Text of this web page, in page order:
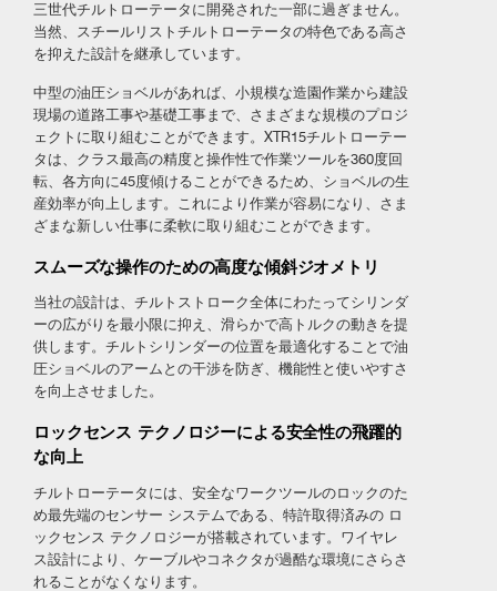
三世代チルトローテータに開発された一部に過ぎません。
当然、スチールリストチルトローテータの特色である高さ
を抑えた設計を継承しています。
中型の油圧ショベルがあれば、小規模な造園作業から建設
現場の道路工事や基礎工事まで、さまざまな規模のプロジ
ェクトに取り組むことができます。XTR15チルトローテー
タは、クラス最高の精度と操作性で作業ツールを360度回
転、各方向に45度傾けることができるため、ショベルの生
産効率が向上します。これにより作業が容易になり、さま
ざまな新しい仕事に柔軟に取り組むことができます。
スムーズな操作のための高度な傾斜ジオメトリ
当社の設計は、チルトストローク全体にわたってシリンダ
ーの広がりを最小限に抑え、滑らかで高トルクの動きを提
供します。チルトシリンダーの位置を最適化することで油
圧ショベルのアームとの干渉を防ぎ、機能性と使いやすさ
を向上させました。
ロックセンス テクノロジーによる安全性の飛躍的
な向上
チルトローテータには、安全なワークツールのロックのた
め最先端のセンサー システムである、特許取得済みの ロ
ックセンス テクノロジーが搭載されています。ワイヤレ
ス設計により、ケーブルやコネクタが過酷な環境にさらさ
れることがなくなります。